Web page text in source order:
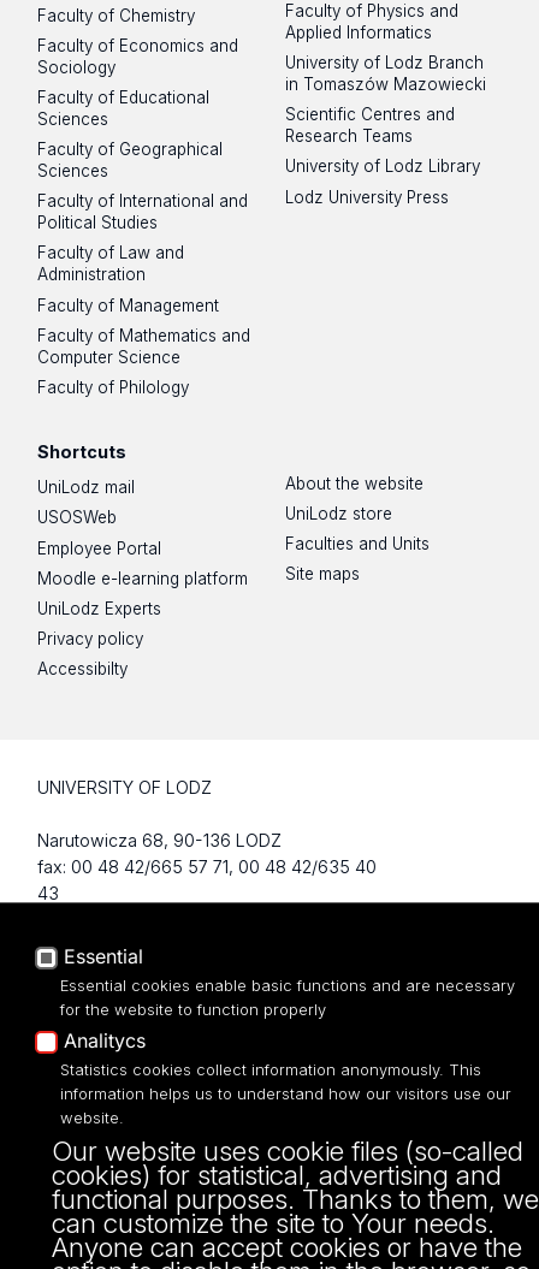
Faculty of Chemistry
Faculty of Economics and
Sociology
Faculty of Educational
Sciences
Faculty of Geographical
Sciences
Faculty of International and
Political Studies
Faculty of Law and
Administration
Faculty of Management
Faculty of Mathematics and
Computer Science
Faculty of Philology
Faculty of Physics and
Applied Informatics
University of Lodz Branch
in Tomaszów Mazowiecki
Scientific Centres and
Research Teams
University of Lodz Library
Lodz University Press
Shortcuts
UniLodz mail
USOSWeb
Employee Portal
Moodle e-learning platform
UniLodz Experts
Privacy policy
Accessibilty
About the website
UniLodz store
Faculties and Units
Site maps
UNIVERSITY OF LODZ
Narutowicza 68, 90-136 LODZ
fax: 00 48 42/665 57 71, 00 48 42/635 40
43
Projekt Multiportalu UŁ współfinansowany z funduszy Unii Europejskiej w
ramach konkursu NCBR
Essential
Essential cookies enable basic functions and are necessary
for the website to function properly
Analitycs
Statistics cookies collect information anonymously. This
information helps us to understand how our visitors use our
website.
Our website uses cookie files (so-called
cookies) for statistical, advertising and
functional purposes. Thanks to them, we
can customize the site to Your needs.
Anyone can accept cookies or have the